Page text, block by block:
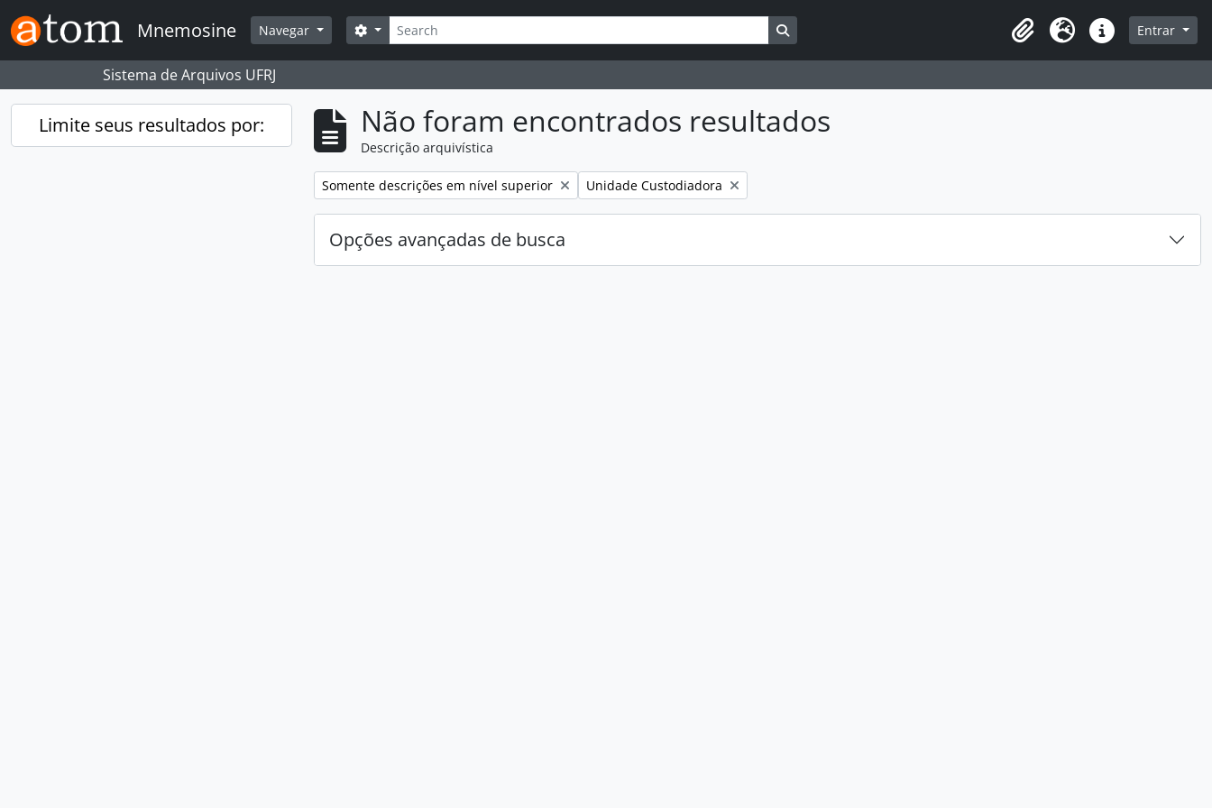
Skip to main content
Mnemosine Navegar Buscar
Opções de busca
Área de Transferência
Idioma Atalhos Entrar
Sistema de Arquivos UFRJ
Limite seus resultados por: Não foram encontrados resultados
Descrição arquivística
Remover filtro:
Somente descrições em nível superior Remover filtro:
Unidade Custodiadora
Opções avançadas de busca